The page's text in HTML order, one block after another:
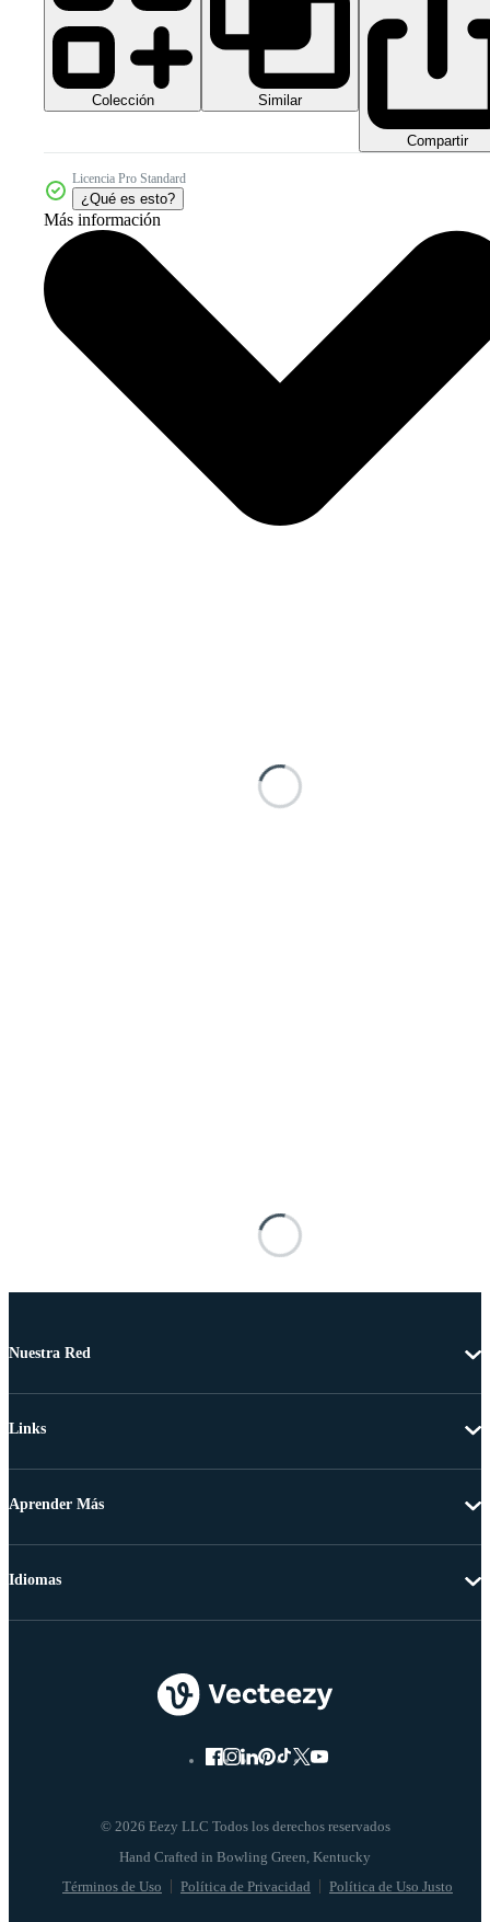
Colección Similar
Compartir
Licencia Pro Standard
¿Qué es esto?
Más información
Nuestra Red
Links
Aprender Más
© 2026 Eezy LLC Todos los derechos reservados
Términos de Uso Política de Privacidad Política de Uso Justo
Idiomas